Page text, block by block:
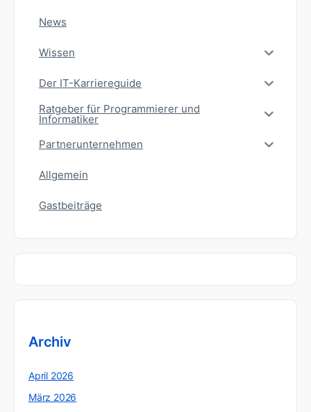
News
Wissen
Der IT-Karriereguide
Ratgeber für Programmierer und
Informatiker
Partnerunternehmen
Allgemein
Gastbeiträge
Archiv
April 2026
März 2026